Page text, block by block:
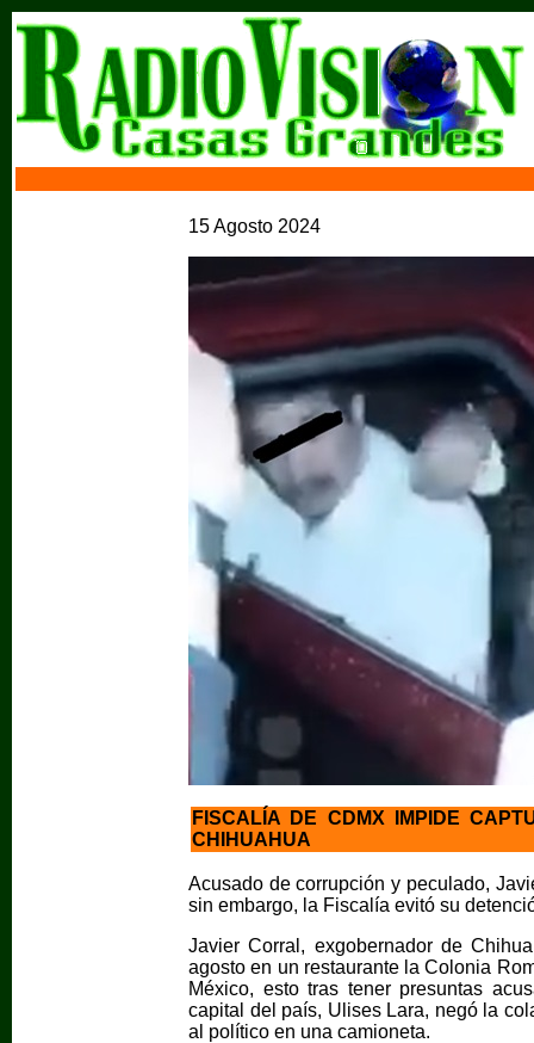
15 Agosto 2024
FISCALÍA DE CDMX IMPIDE
CHIHUAHUA
Acusado de corrupción y peculado,
sin embargo, la Fiscalía evitó su
Javier Corral, exgobernador de
agosto en un restaurante la Colonia
México, esto tras tener presuntas
capital del país, Ulises Lara, negó la
al político en una camioneta.